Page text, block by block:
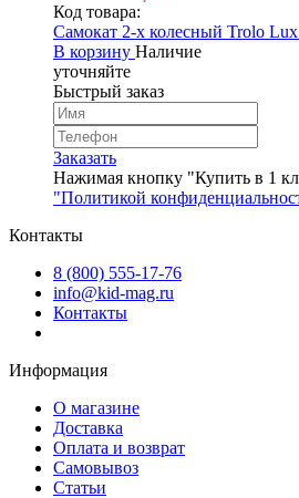
Код товара:
Самокат 2-х колесный Trolo
В корзину Наличие
уточняйте
Быстрый заказ
Заказать
Нажимая кнопку "Купить в 1
"Политикой
Контакты
8 (800) 555-17-76
info@kid-mag.ru
Контакты
Информация
О магазине
Доставка
Оплата и возврат
Самовывоз
Статьи